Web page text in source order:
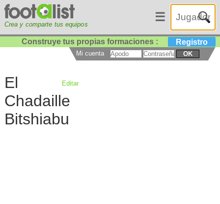
Crea y comparte tus equipos
☰
Construye tus propias formaciones : Registro
Mi cuenta OK
El
Chadaille
Bitshiabu
Editar